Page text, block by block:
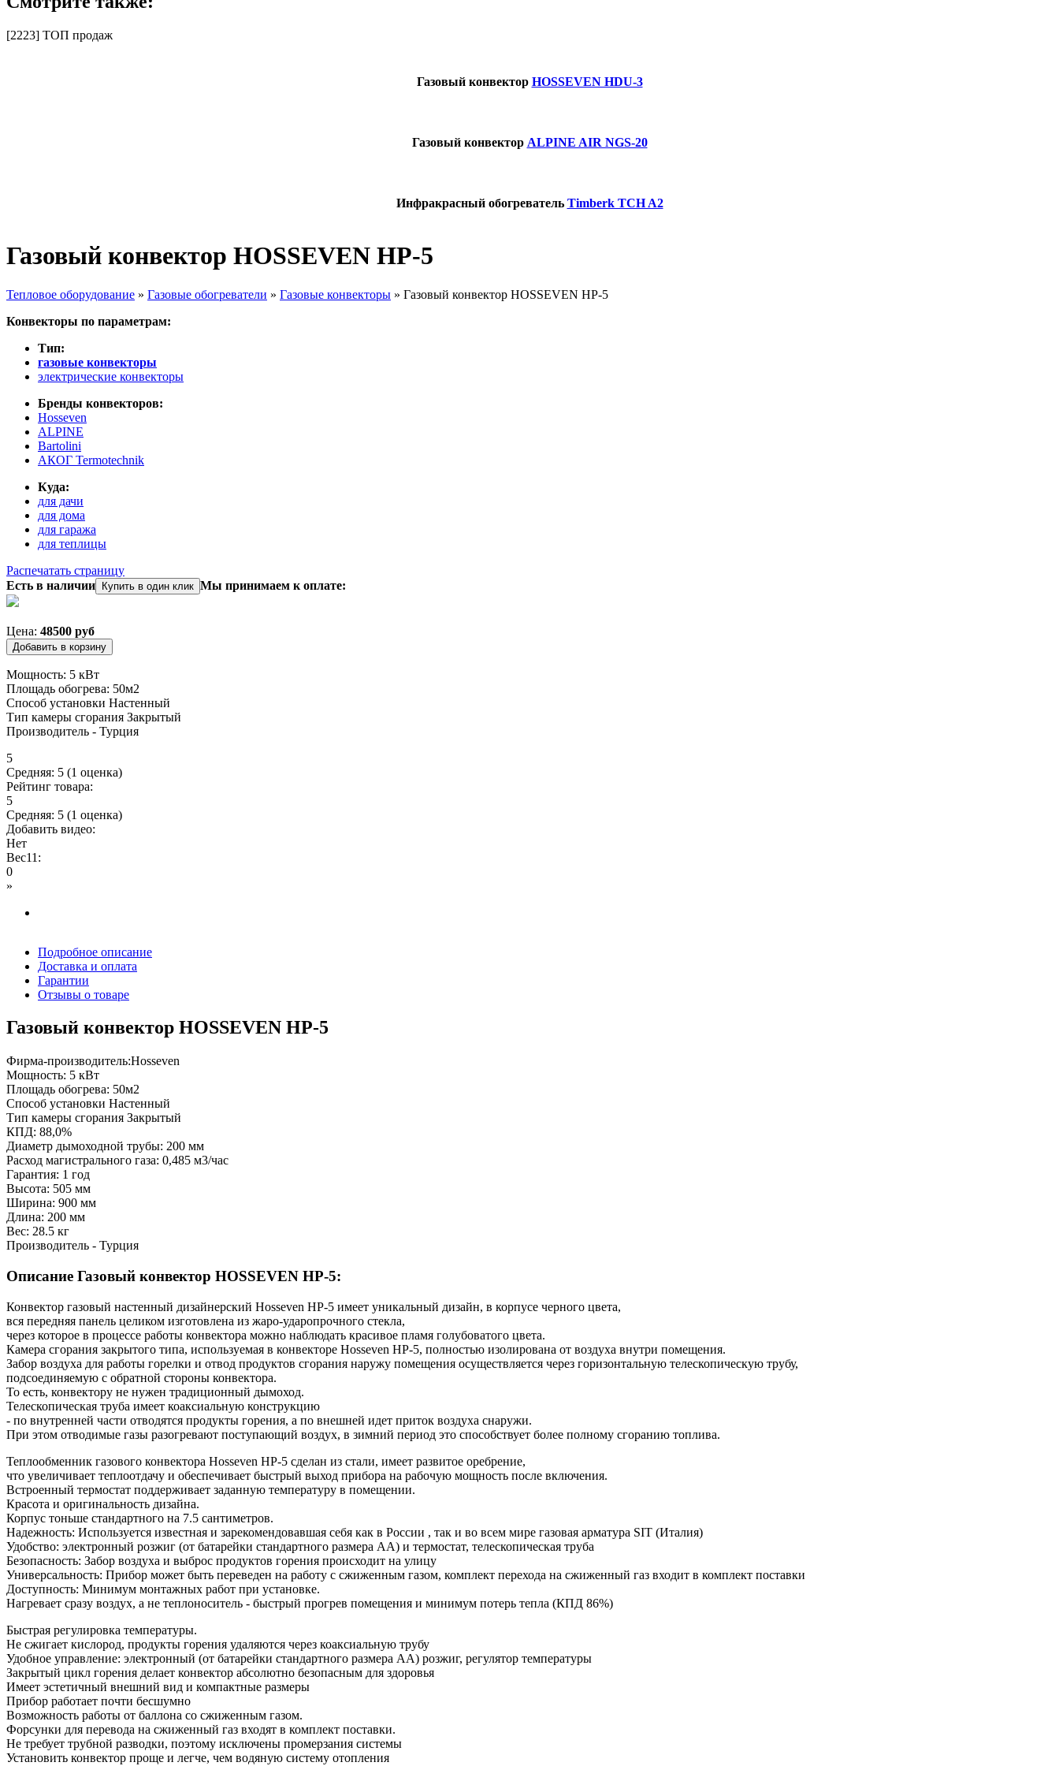
[2223] ТОП продаж
Газовый конвектор HOSSEVEN HDU-3
Газовый конвектор ALPINE AIR NGS-20
Инфракрасный обогреватель Timberk TCH A2
Газовый конвектор HOSSEVEN HP-5
Вы здесь
Тепловое оборудование » Газовые обогреватели » Газовые конвекторы » Газовый конвектор HOSSEVEN HP-5
Конвекторы по параметрам:
Тип:
газовые конвекторы
электрические конвекторы
Бренды конвекторов:
Hosseven
ALPINE
Bartolini
АКОГ Termotechnik
Куда:
для дачи
для дома
для гаража
для теплицы
Распечатать страницу
Есть в наличии Купить в один клик Мы принимаем к оплате:
Цена: 48500 руб
Мощность: 5 кВт
Площадь обогрева: 50м2
Способ установки Настенный
Тип камеры сгорания Закрытый
Производитель - Турция
5
Средняя: 5 (1 оценка)
Рейтинг товара:
5
Средняя: 5 (1 оценка)
Добавить видео:
Нет
Вес11:
0
»
Подробное описание
Доставка и оплата
Гарантии
Отзывы о товаре
Газовый конвектор HOSSEVEN HP-5
Фирма-производитель:Hosseven
Мощность: 5 кВт
Площадь обогрева: 50м2
Способ установки Настенный
Тип камеры сгорания Закрытый
КПД: 88,0%
Диаметр дымоходной трубы: 200 мм
Расход магистрального газа: 0,485 м3/час
Гарантия: 1 год
Высота: 505 мм
Ширина: 900 мм
Длина: 200 мм
Вес: 28.5 кг
Производитель - Турция
Описание Газовый конвектор HOSSEVEN HP-5:
Конвектор газовый настенный дизайнерский Hosseven HP-5 имеет уникальный дизайн, в корпусе черного цвета,
вся передняя панель целиком изготовлена из жаро-ударопрочного стекла,
через которое в процессе работы конвектора можно наблюдать красивое пламя голубоватого цвета.
Камера сгорания закрытого типа, используемая в конвекторе Hosseven HP-5, полностью изолирована от воздуха внутри помещения.
Забор воздуха для работы горелки и отвод продуктов сгорания наружу помещения осуществляется через горизонтальную телескопическую трубу,
подсоединяемую с обратной стороны конвектора.
То есть, конвектору не нужен традиционный дымоход.
Телескопическая труба имеет коаксиальную конструкцию
- по внутренней части отводятся продукты горения, а по внешней идет приток воздуха снаружи.
При этом отводимые газы разогревают поступающий воздух, в зимний период это способствует более полному сгоранию топлива.
Теплообменник газового конвектора Hosseven HP-5 сделан из стали, имеет развитое оребрение,
что увеличивает теплоотдачу и обеспечивает быстрый выход прибора на рабочую мощность после включения.
Встроенный термостат поддерживает заданную температуру в помещении.
Красота и оригинальность дизайна.
Корпус тоньше стандартного на 7.5 сантиметров.
Надежность: Используется известная и зарекомендовавшая себя как в России , так и во всем мире газовая арматура SIT (Италия)
Удобство: электронный розжиг (от батарейки стандартного размера АА) и термостат, телескопическая труба
Безопасность: Забор воздуха и выброс продуктов горения происходит на улицу
Универсальность: Прибор может быть переведен на работу с сжиженным газом, комплект перехода на сжиженный газ входит в комплект поставки
Доступность: Минимум монтажных работ при установке.
Нагревает сразу воздух, а не теплоноситель - быстрый прогрев помещения и минимум потерь тепла (КПД 86%)
Быстрая регулировка температуры.
Не сжигает кислород, продукты горения удаляются через коаксиальную трубу
Удобное управление: электронный (от батарейки стандартного размера АА) розжиг, регулятор температуры
Закрытый цикл горения делает конвектор абсолютно безопасным для здоровья
Имеет эстетичный внешний вид и компактные размеры
Прибор работает почти бесшумно
Возможность работы от баллона со сжиженным газом.
Форсунки для перевода на сжиженный газ входят в комплект поставки.
Не требует трубной разводки, поэтому исключены промерзания системы
Установить конвектор проще и легче, чем водяную систему отопления